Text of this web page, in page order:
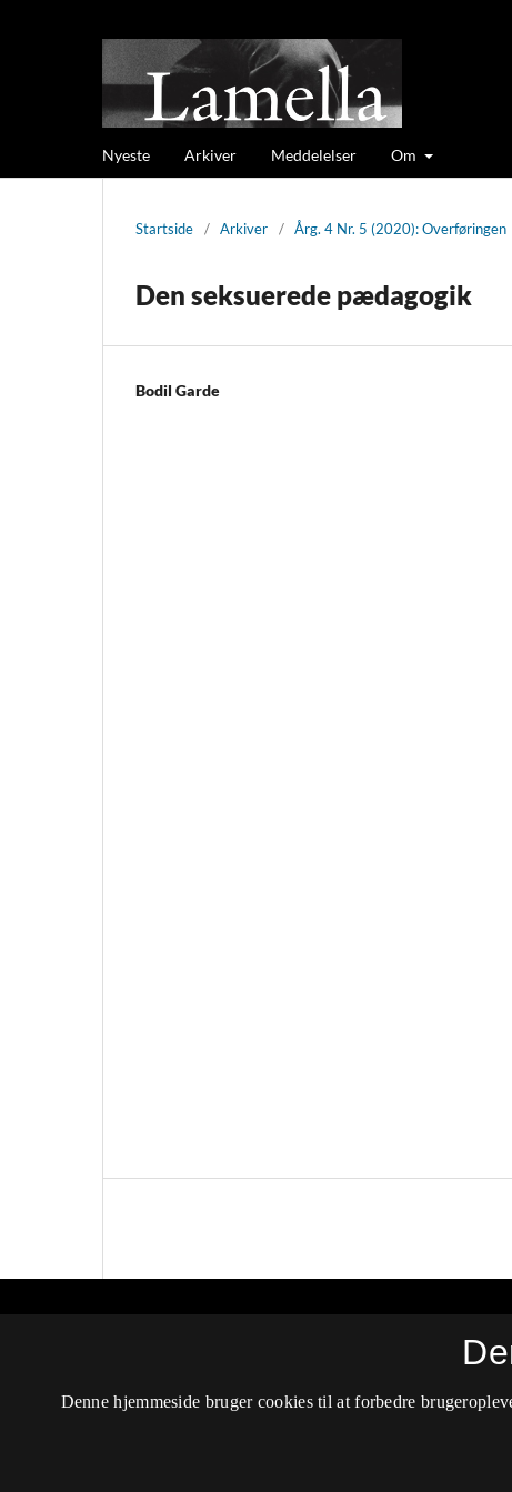
Nyeste Arkiver Meddelelser Om
Startside / Arkiver / Årg. 4 Nr. 5 (2020): Overføringen
Den seksuerede pædagogik
Bodil Garde
Lamella - Tidsskrift for teoretisk psykoanalyse
ISSN 2596-769X (Online)
Denne hjemmeside bruger cookies til at forbedre